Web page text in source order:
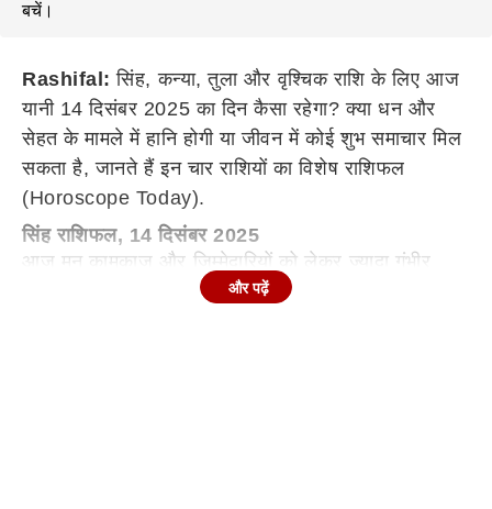
बचें।
Rashifal: सिंह, कन्या, तुला और वृश्चिक राशि के लिए आज
यानी 14 दिसंबर 2025 का दिन कैसा रहेगा? क्या धन और
सेहत के मामले में हानि होगी या जीवन में कोई शुभ समाचार मिल
सकता है, जानते हैं इन चार राशियों का विशेष राशिफल
(Horoscope Today).
सिंह राशिफल, 14 दिसंबर 2025
आज मन कामकाज और जिम्मेदारियों को लेकर ज्यादा गंभीर
रहेगा. आप चाहते हैं कि चीजें आपकी अपेक्षा के अनुसार हों,
और पढ़ें